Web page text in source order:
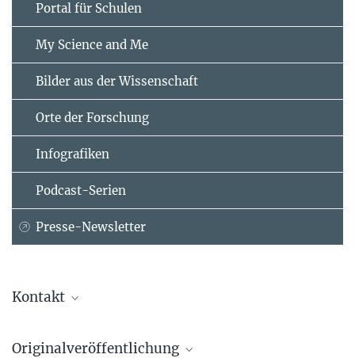
Portal für Schulen
My Science and Me
Bilder aus der Wissenschaft
Orte der Forschung
Infografiken
Podcast-Serien
Presse-Newsletter
Kontakt
Max-Planck-Institut für Biophysik, Frankfurt am Main
Originalveröffentlichung